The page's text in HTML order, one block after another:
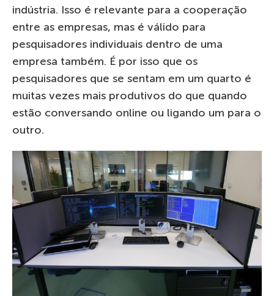
indústria. Isso é relevante para a cooperação
entre as empresas, mas é válido para
pesquisadores individuais dentro de uma
empresa também. É por isso que os
pesquisadores que se sentam em um quarto é
muitas vezes mais produtivos do que quando
estão conversando online ou ligando um para o
outro.